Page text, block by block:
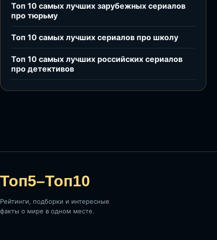
Топ 10 самых лучших зарубежных сериалов
про тюрьму
Топ 10 самых лучших сериалов про школу
Топ 10 самых лучших российских сериалов
про детективов
Топ5–Топ10
Рейтинги, подборки и интересные
факты о мире в одном месте.